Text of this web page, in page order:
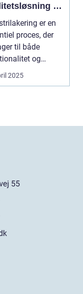
til
projekt
er en
proces, der
til både
og
2025